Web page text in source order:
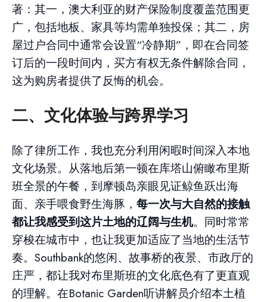
著：其一，澳大利亚的财产保险制度覆盖范围更
广，包括地板、家具等均需单独投保；其二，房
屋过户合同中通常会设置“冷静期”，即在合同签
订后的一段时间内，买方有权无条件解除合同，
这为购房者提供了反悔的机会。
二、文化体验与跨界学习
除了律所工作，我也充分利用闲暇时间深入本地
文化场景。从落地后第一顿在库塔山俯瞰布里斯
班全景的午餐，到摩顿岛亲眼见证鲸鱼跃出海
面、亲手喂食野生海豚， 每一次与大自然的接触
都让我感受到这片土地的辽阔与生机。同时常常
穿梭在城市中，也让我更加适应了当地的生活节
奏。Southbank的悠闲、故事桥的夜景、市政厅的
庄严，都让我对布里斯班的文化底色有了更直观
的理解。在Botanic Garden听讲解员介绍本土植